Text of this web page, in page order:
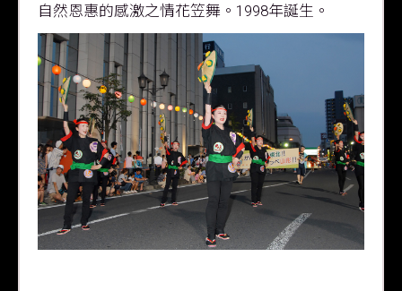
自然恩惠的感激之情花笠舞。1998年誕生。